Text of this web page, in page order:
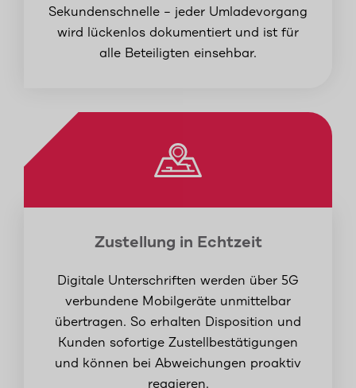
Sekundenschnelle – jeder Umladevorgang
wird lückenlos dokumentiert und ist für
alle Beteiligten einsehbar.
Zustellung in Echtzeit
Digitale Unterschriften werden über 5G
verbundene Mobilgeräte unmittelbar
übertragen. So erhalten Disposition und
Kunden sofortige Zustellbestätigungen
und können bei Abweichungen proaktiv
reagieren.